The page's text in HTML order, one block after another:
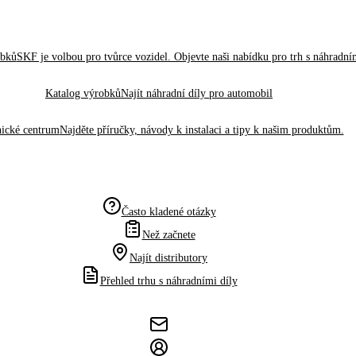
SKF je volbou pro tvůrce vozidel. Objevte naši nabídku pro trh s
Katalog výrobkůNajít náhradní díly pro automobil
centrumNajděte příručky, návody k instalaci a tipy k našim produktům.
Často kladené otázky
Než začnete
Najít distributory
Přehled trhu s náhradními díly